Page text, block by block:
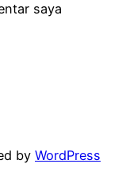
saya
by WordPress